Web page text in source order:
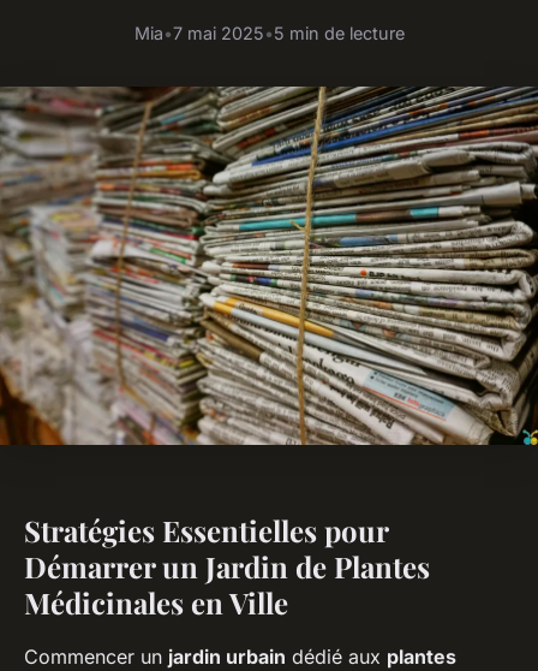
Mia•7 mai 2025•5 min de lecture
Stratégies Essentielles pour
Démarrer un Jardin de Plantes
Médicinales en Ville
Commencer un jardin urbain dédié aux plantes